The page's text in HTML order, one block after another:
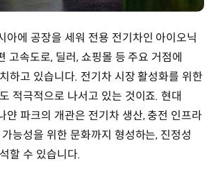
아에 공장을 세워 전용 전기차인 아이오닉
고속도로, 딜러, 쇼핑몰 등 주요 거점에
하고 있습니다. 전기차 시장 활성화를 위한
적극적으로 나서고 있는 것이죠. 현대
얀 파크의 개관은 전기차 생산, 충전 인프라
능성을 위한 문화까지 형성하는, 진정성
할 수 있습니다.